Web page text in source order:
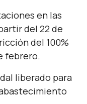
en las
del 22 de
del 100%
febrero.
liberado para